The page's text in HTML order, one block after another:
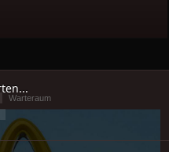
Warteraum